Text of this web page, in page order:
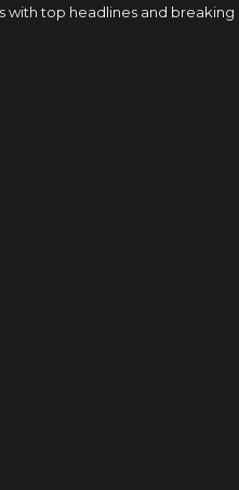
with top headlines and breaking